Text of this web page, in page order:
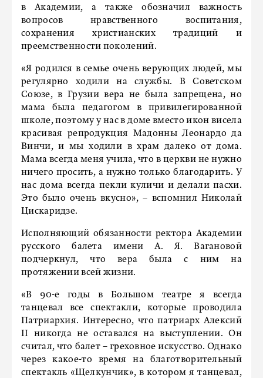
в Академии, а также обозначил важность
вопросов нравственного воспитания,
сохранения христианских традиций и
преемственности поколений.
«Я родился в семье очень верующих людей, мы
регулярно ходили на службы. В Советском
Союзе, в Грузии вера не была запрещена, но
мама была педагогом в привилегированной
школе, поэтому у нас в доме вместо икон висела
красивая репродукция Мадонны Леонардо да
Винчи, и мы ходили в храм далеко от дома.
Мама всегда меня учила, что в церкви не нужно
ничего просить, а нужно только благодарить. У
нас дома всегда пекли куличи и делали пасхи.
Это было очень вкусно», – вспомнил Николай
Цискаридзе.
Исполняющий обязанности ректора Академии
русского балета имени А. Я. Вагановой
подчеркнул, что вера была с ним на
протяжении всей жизни.
«В 90-е годы в Большом театре я всегда
танцевал все спектакли, которые проводила
Патриархия. Интересно, что патриарх Алексий
II никогда не оставался на выступлении. Он
считал, что балет – греховное искусство. Однако
через какое-то время на благотворительный
спектакль «Щелкунчик», в котором я танцевал,